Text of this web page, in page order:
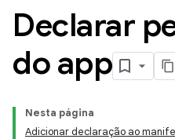
Declarar
do app
Nesta página
Adicionar declaração ao